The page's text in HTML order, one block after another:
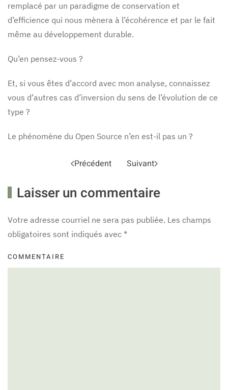
remplacé par un paradigme de conservation et
d’efficience qui nous mènera à l’écohérence et par le fait
même au développement durable.
Qu’en pensez-vous ?
Et, si vous êtes d’accord avec mon analyse, connaissez
vous d’autres cas d’inversion du sens de l’évolution de ce
type ?
Le phénomène du Open Source n’en est-il pas un ?
Précédent Suivant
Laisser un commentaire
Votre adresse courriel ne sera pas publiée. Les champs
obligatoires sont indiqués avec *
COMMENTAIRE